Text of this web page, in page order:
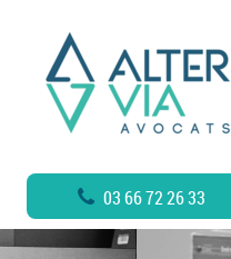
03 66 72 26 33